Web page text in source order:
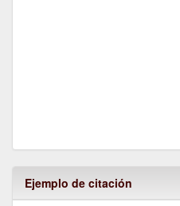
Ejemplo de citación